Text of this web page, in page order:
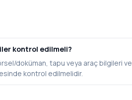
kontrol edilmeli?
doküman, tapu veya araç bilgileri ve
kontrol edilmelidir.